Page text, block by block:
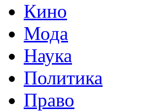
Кино
Мода
Наука
Политика
Право